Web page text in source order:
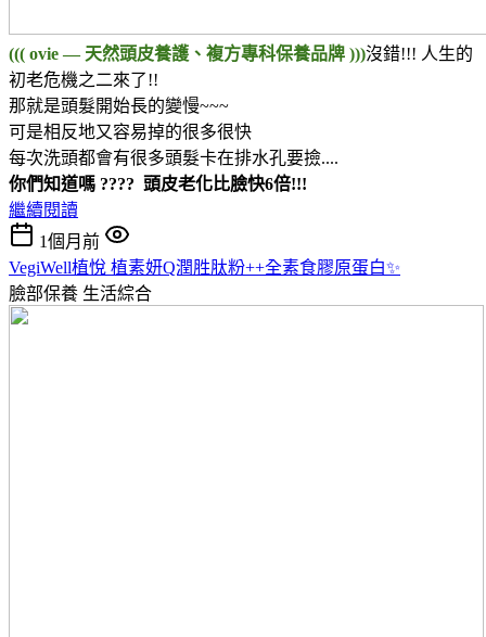
((( ovie — 天然頭皮養護、複方專科保養品牌 )))沒錯!!! 人生的
初老危機之二來了!!
那就是頭髮開始長的變慢~~~
可是相反地又容易掉的很多很快
每次洗頭都會有很多頭髮卡在排水孔要撿....
你們知道嗎 ???? 頭皮老化比臉快6倍!!!
繼續閱讀
1個月前
VegiWell植悅 植素妍Q潤胜肽粉++全素食膠原蛋白✨
臉部保養 生活綜合